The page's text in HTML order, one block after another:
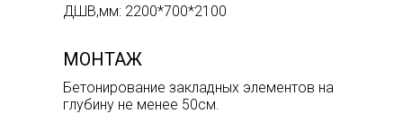
ДШВ,мм: 2200*700*2100
МОНТАЖ
Бетонирование закладных элементов на
глубину не менее 50см.